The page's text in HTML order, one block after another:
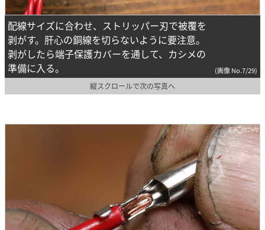
配線サイズに合わせ、ストリッパー刃で被覆を
剥がす。肝心の銅線を切らないように要注意。
剥がしたら端子保護カバーを通して、カシメの
準備に入る。
(画像 No.7/29)
縦スクロールで次の写真へ